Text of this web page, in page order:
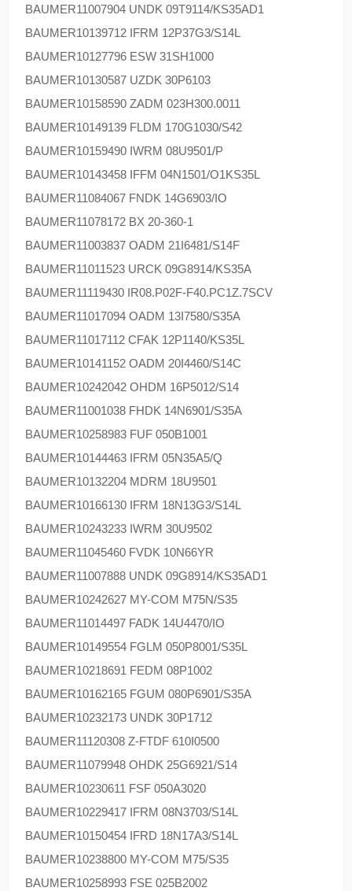
BAUMER11007904 UNDK 09T9114/KS35AD1
BAUMER10139712 IFRM 12P37G3/S14L
BAUMER10127796 ESW 31SH1000
BAUMER10130587 UZDK 30P6103
BAUMER10158590 ZADM 023H300.0011
BAUMER10149139 FLDM 170G1030/S42
BAUMER10159490 IWRM 08U9501/P
BAUMER10143458 IFFM 04N1501/O1KS35L
BAUMER11084067 FNDK 14G6903/IO
BAUMER11078172 BX 20-360-1
BAUMER11003837 OADM 21I6481/S14F
BAUMER11011523 URCK 09G8914/KS35A
BAUMER11119430 IR08.P02F-F40.PC1Z.7SCV
BAUMER11017094 OADM 13I7580/S35A
BAUMER11017112 CFAK 12P1140/KS35L
BAUMER10141152 OADM 20I4460/S14C
BAUMER10242042 OHDM 16P5012/S14
BAUMER11001038 FHDK 14N6901/S35A
BAUMER10258983 FUF 050B1001
BAUMER10144463 IFRM 05N35A5/Q
BAUMER10132204 MDRM 18U9501
BAUMER10166130 IFRM 18N13G3/S14L
BAUMER10243233 IWRM 30U9502
BAUMER11045460 FVDK 10N66YR
BAUMER11007888 UNDK 09G8914/KS35AD1
BAUMER10242627 MY-COM M75N/S35
BAUMER11014497 FADK 14U4470/IO
BAUMER10149554 FGLM 050P8001/S35L
BAUMER10218691 FEDM 08P1002
BAUMER10162165 FGUM 080P6901/S35A
BAUMER10232173 UNDK 30P1712
BAUMER11120308 Z-FTDF 610I0500
BAUMER11079948 OHDK 25G6921/S14
BAUMER10230611 FSF 050A3020
BAUMER10229417 IFRM 08N3703/S14L
BAUMER10150454 IFRD 18N17A3/S14L
BAUMER10238800 MY-COM M75/S35
BAUMER10258993 FSE 025B2002